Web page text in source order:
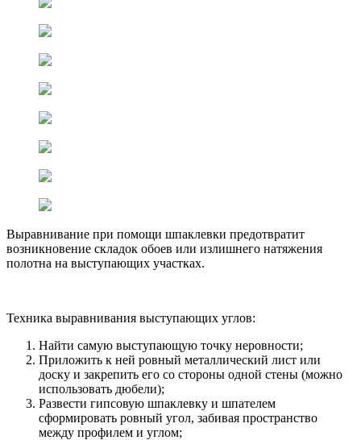
Выравнивание при помощи шпаклевки предотвратит
возникновение складок обоев или излишнего натяжения
полотна на выступающих участках.
Техника выравнивания выступающих углов:
Найти самую выступающую точку неровности;
Приложить к ней ровный металлический лист или
доску и закрепить его со стороны одной стены (можно
использовать дюбели);
Развести гипсовую шпаклевку и шпателем
сформировать ровный угол, забивая пространство
между профилем и углом;